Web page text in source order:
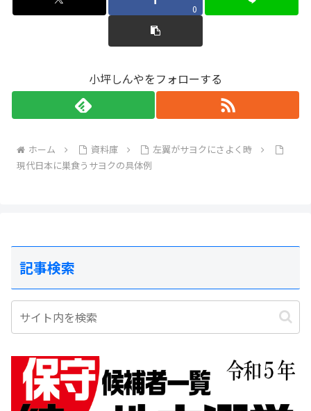
0
小坪しんやをフォローする
ホーム 資料庫
左翼がサヨクにさよく時
現代日本に巣食うサヨクの具体例
記事検索